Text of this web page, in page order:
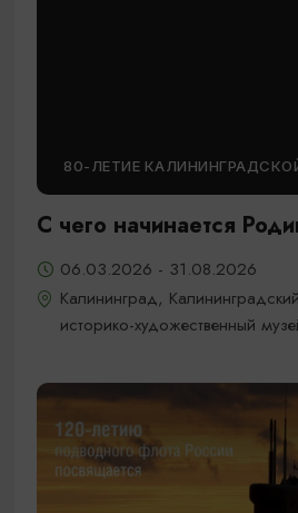
80-ЛЕТИЕ
С чего начинается
06.03.2026 - 31.08.2026
Калининград,
историко-художественный